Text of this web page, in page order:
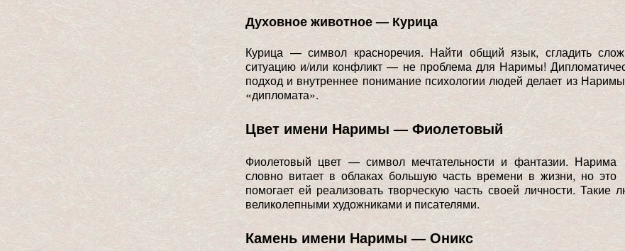
Духовное животное — Курица
Курица — символ красноречия. Найти общий язык, сгладить
ситуацию и/или конфликт — не проблема для Наримы!
подход и внутреннее понимание психологии людей делает из
«дипломата».
Цвет имени Наримы — Фиолетовый
Фиолетовый цвет — символ мечтательности и фантазии. Нарима
словно витает в облаках большую часть времени в жизни, но это
помогает ей реализовать творческую часть своей личности. Такие
великолепными художниками и писателями.
Камень имени Наримы — Оникс